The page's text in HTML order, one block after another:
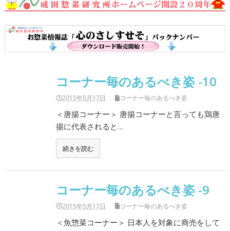
コーナー毎のあるべき姿 -10
2015年5月17日 コーナー毎のあるべき姿
＜唐揚コーナー＞ 唐揚コーナーと言っても鶏唐
揚に代表されると…
続きを読む
コーナー毎のあるべき姿 -9
2015年5月17日 コーナー毎のあるべき姿
＜魚惣菜コーナー＞ 日本人を対象に商売をして